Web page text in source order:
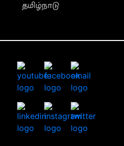
தமிழ்நாடு